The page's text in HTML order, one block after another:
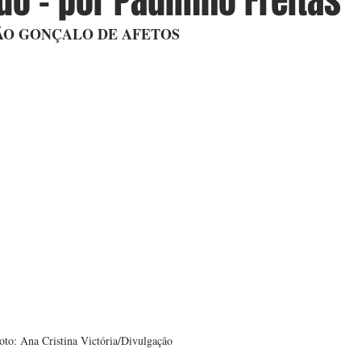
GONÇALO DE AFETOS
Ana Cristina Victória/Divulgação